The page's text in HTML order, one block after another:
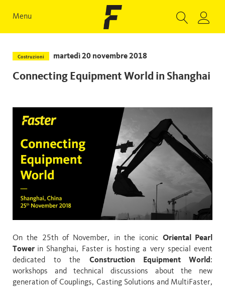
Menu
Costruzioni martedì 20 novembre 2018
Connecting Equipment World in Shanghai
On the 25th of November, in the iconic Oriental Pearl
Tower in Shanghai, Faster is hosting a very special event
dedicated to the Construction Equipment World :
workshops and technical discussions about the new
generation of Couplings, Casting Solutions and MultiFaster,